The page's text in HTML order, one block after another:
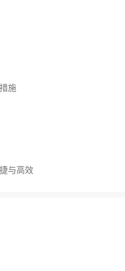
施
与高效